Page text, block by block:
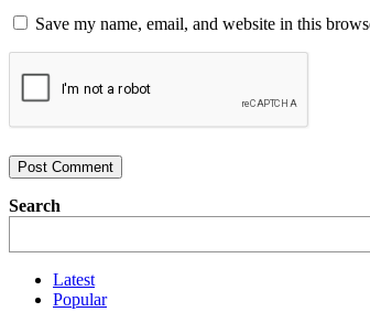
Save my name, email, and website in this
Search
Latest
Popular